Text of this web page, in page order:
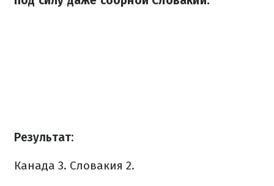
Результат:
Канада 3. Словакия 2.